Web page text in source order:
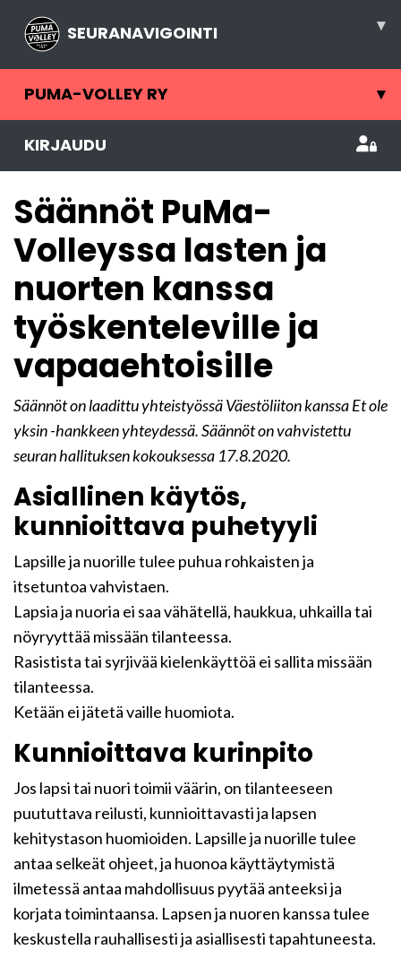
SEURANAVIGOINTI ▾
PUMA-VOLLEY RY ▾
KIRJAUDU
Säännöt PuMa-
Volleyssa lasten ja
nuorten kanssa
työskenteleville ja
vapaaehtoisille
Säännöt on laadittu yhteistyössä Väestöliiton kanssa Et ole
yksin -hankkeen yhteydessä. Säännöt on vahvistettu
seuran hallituksen kokouksessa 17.8.2020.
Asiallinen käytös,
kunnioittava puhetyyli
Lapsille ja nuorille tulee puhua rohkaisten ja
itsetuntoa vahvistaen.
Lapsia ja nuoria ei saa vähätellä, haukkua, uhkailla tai
nöyryyttää missään tilanteessa.
Rasistista tai syrjivää kielenkäyttöä ei sallita missään
tilanteessa.
Ketään ei jätetä vaille huomiota.
Kunnioittava kurinpito
Jos lapsi tai nuori toimii väärin, on tilanteeseen
puututtava reilusti, kunnioittavasti ja lapsen
kehitystason huomioiden. Lapsille ja nuorille tulee
antaa selkeät ohjeet, ja huonoa käyttäytymistä
ilmetessä antaa mahdollisuus pyytää anteeksi ja
korjata toimintaansa. Lapsen ja nuoren kanssa tulee
keskustella rauhallisesti ja asiallisesti tapahtuneesta.